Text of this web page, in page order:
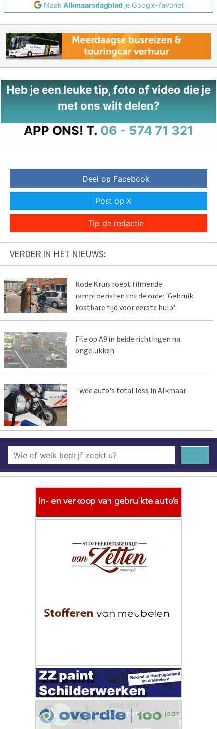
Maak Alkmaarsdagbladje Google-favoriet
Heb je een leuke tip, foto of video die je
met ons wilt delen?
APP ONS! T. 06 - 574 71 321
Deel op Facebook
Post op X
Tip de redactie
VERDER IN HET NIEUWS:
Rode Kruis roept filmende
ramptoeristen tot de orde: 'Gebruik
kostbare tijd voor eerste hulp'
File op A9 in beide richtingen na
ongelukken
Twee auto's total loss in Alkmaar